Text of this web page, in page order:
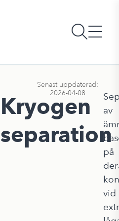
Kryogen
separation
Senast uppdaterad:
2026-04-08
av
på
vid